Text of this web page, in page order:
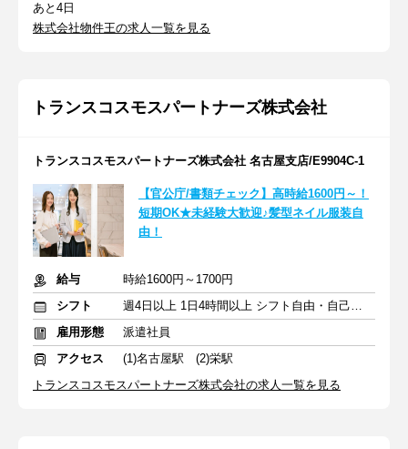
あと4日
株式会社物件王の求人一覧を見る
トランスコスモスパートナーズ株式会社
トランスコスモスパートナーズ株式会社 名古屋支店/E9904C-1
【官公庁/書類チェック】高時給1600円～！
短期OK★未経験大歓迎♪髪型ネイル服装自
由！
給与
時給1600円～1700円
シフト
週4日以上 1日4時間以上 シフト自由・自己申告
雇用形態
派遣社員
アクセス
(1)名古屋駅 (2)栄駅
トランスコスモスパートナーズ株式会社の求人一覧を見る